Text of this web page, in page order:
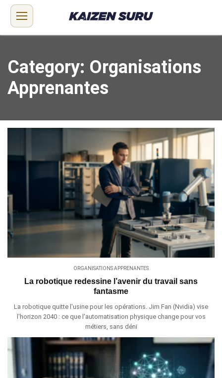
Category: Organisations
Apprenantes
ORGANISATIONS APPRENANTES
La robotique redessine l’avenir du travail sans
fantasme
La robotique quitte l'usine pour les opérations. Jim Fan (Nvidia) vise
l'horizon 2040 : ce que l'automatisation physique change pour vos
métiers, sans déni